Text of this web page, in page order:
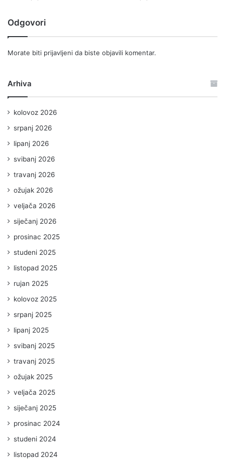
Odgovori
Morate biti prijavljeni da biste objavili komentar.
Arhiva
kolovoz 2026
srpanj 2026
lipanj 2026
svibanj 2026
travanj 2026
ožujak 2026
veljača 2026
siječanj 2026
prosinac 2025
studeni 2025
listopad 2025
rujan 2025
kolovoz 2025
srpanj 2025
lipanj 2025
svibanj 2025
travanj 2025
ožujak 2025
veljača 2025
siječanj 2025
prosinac 2024
studeni 2024
listopad 2024